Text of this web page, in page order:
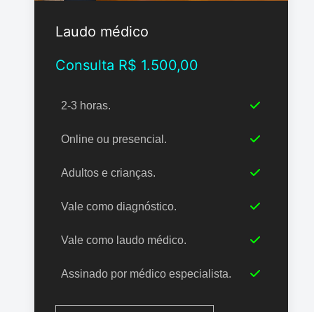
Laudo médico
Consulta R$ 1.500,00
2-3 horas.
Online ou presencial.
Adultos e crianças.
Vale como diagnóstico.
Vale como laudo médico.
Assinado por médico especialista.